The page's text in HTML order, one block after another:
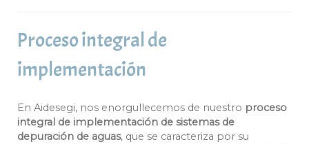
Proceso integral de
implementación
En Aidesegi, nos enorgullecemos de nuestro proceso
integral de implementación de sistemas de
depuración de aguas, que se caracteriza por su